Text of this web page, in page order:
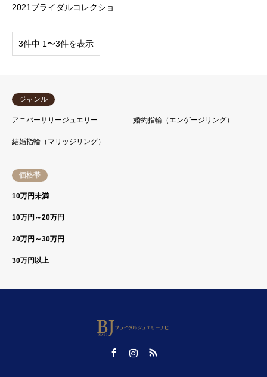
2021ブライダルコレクショ…
3件中 1〜3件を表示
ジャンル
アニバーサリージュエリー 婚約指輪（エンゲージリング）
結婚指輪（マリッジリング）
価格帯
10万円未満
10万円～20万円
20万円～30万円
30万円以上